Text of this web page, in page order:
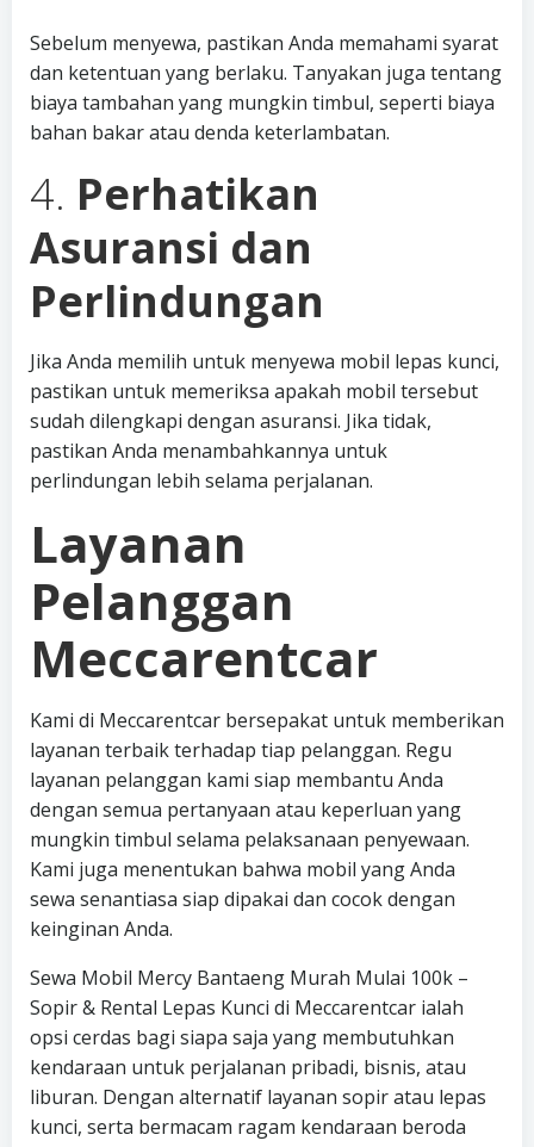
Sebelum menyewa, pastikan Anda memahami syarat
dan ketentuan yang berlaku. Tanyakan juga tentang
biaya tambahan yang mungkin timbul, seperti biaya
bahan bakar atau denda keterlambatan.
4. Perhatikan
Asuransi dan
Perlindungan
Jika Anda memilih untuk menyewa mobil lepas kunci,
pastikan untuk memeriksa apakah mobil tersebut
sudah dilengkapi dengan asuransi. Jika tidak,
pastikan Anda menambahkannya untuk
perlindungan lebih selama perjalanan.
Layanan
Pelanggan
Meccarentcar
Kami di Meccarentcar bersepakat untuk memberikan
layanan terbaik terhadap tiap pelanggan. Regu
layanan pelanggan kami siap membantu Anda
dengan semua pertanyaan atau keperluan yang
mungkin timbul selama pelaksanaan penyewaan.
Kami juga menentukan bahwa mobil yang Anda
sewa senantiasa siap dipakai dan cocok dengan
keinginan Anda.
Sewa Mobil Mercy Bantaeng Murah Mulai 100k –
Sopir & Rental Lepas Kunci di Meccarentcar ialah
opsi cerdas bagi siapa saja yang membutuhkan
kendaraan untuk perjalanan pribadi, bisnis, atau
liburan. Dengan alternatif layanan sopir atau lepas
kunci, serta bermacam ragam kendaraan beroda